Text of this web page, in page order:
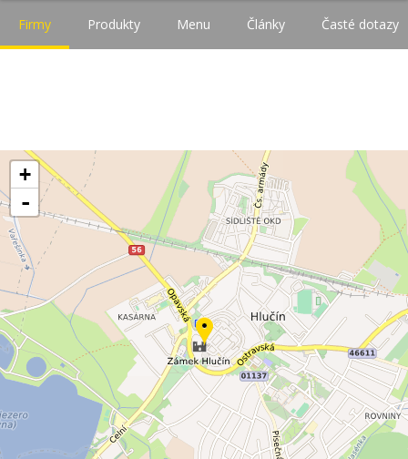
Firmy Produkty Menu Články Časté dotazy
+
-